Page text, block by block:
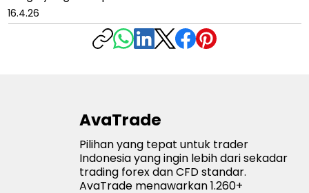
16.4.26
AvaTrade
Pilihan yang tepat untuk trader
Indonesia yang ingin lebih dari sekadar
trading forex dan CFD standar.
AvaTrade menawarkan 1.260+